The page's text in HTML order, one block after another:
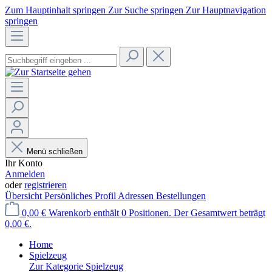
Zum Hauptinhalt springen Zur Suche springen Zur Hauptnavigation
springen
Menü schließen
Ihr Konto
Anmelden
oderregistrieren
Übersicht Persönliches Profil Adressen Bestellungen
0,00 € Warenkorb enthält 0 Positionen. Der Gesamtwert beträgt
0,00 €.
Home
Spielzeug
Zur Kategorie Spielzeug